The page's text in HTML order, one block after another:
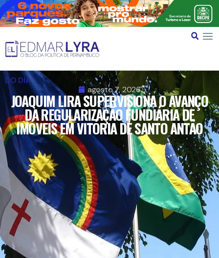
DO DIA
agosto 7, 2026
JOAQUIM LIRA SUPERVISIONA O AVANÇO
DA REGULARIZAÇÃO FUNDIÁRIA DE
IMÓVEIS EM VITÓRIA DE SANTO ANTÃO